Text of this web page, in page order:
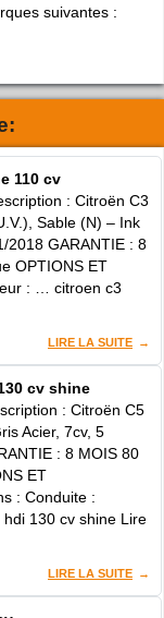
suivantes :
110 cv
: Citroën C3
Sable (N) – Ink
2018 GARANTIE : 8
OPTIONS ET
: … citroen c3
LIRE LA SUITE
cv shine
: Citroën C5
Acier, 7cv, 5
: 8 MOIS 80
ET
: Conduite :
130 cv shine Lire
LIRE LA SUITE